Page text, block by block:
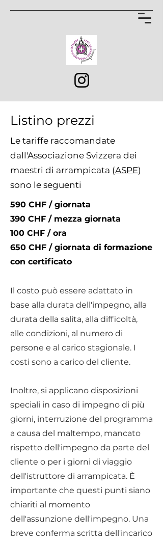
Listino prezzi
Le tariffe raccomandate
dall'Associazione Svizzera dei
maestri di arrampicata (ASPE)
sono le seguenti
590 CHF / giornata
390 CHF / mezza giornata
100 CHF / ora
650 CHF / giornata di formazione
con certificato
Il costo può essere adattato in
base alla durata dell'impegno, alla
durata della salita, alla difficoltà,
alle condizioni, al numero di
persone e al carico stagionale. I
costi sono a carico del cliente.
Inoltre, si applicano disposizioni
speciali in caso di impegno di più
giorni, interruzione del programma
a causa del maltempo, mancato
rispetto dell'impegno da parte del
cliente o per i giorni di viaggio
dell'istruttore di arrampicata. È
importante che questi punti siano
chiariti al momento
dell'assunzione dell'impegno. Una
breve conferma scritta dell'incarico